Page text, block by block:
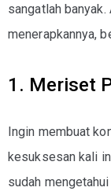
sangatlah
menerapkannya,
1. Meriset
Ingin membuat
kesuksesan kali
sudah